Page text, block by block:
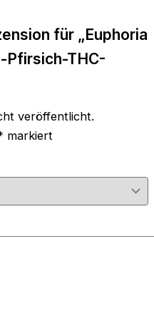
für „Euphoria
Pfirsich-THC-
veröffentlicht.
markiert